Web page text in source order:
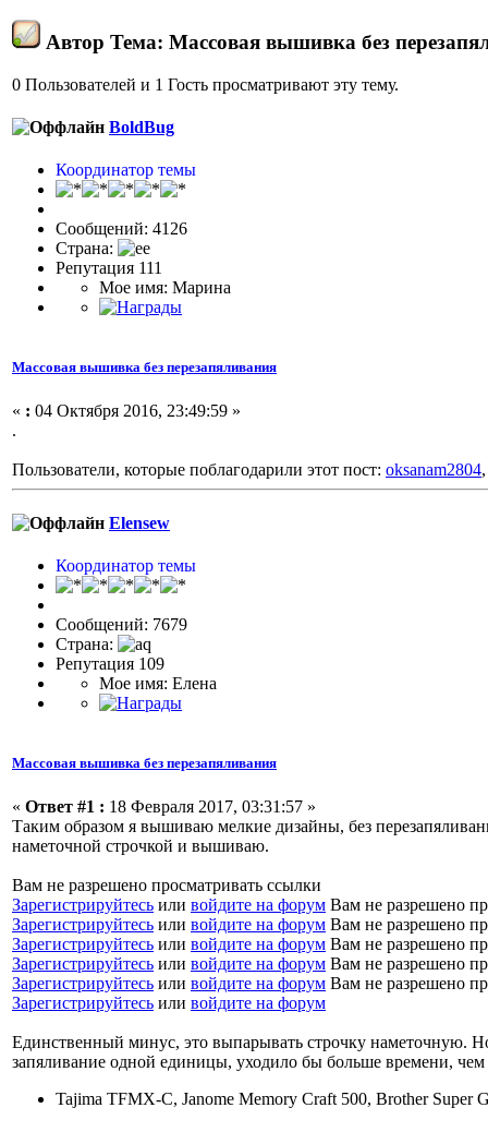
Автор Тема: Массовая вышивка без
0 Пользователей и 1 Гость просматривают эту тему.
BoldBug
Координатор темы
Сообщений: 4126
Страна:
Репутация 111
Мое имя: Марина
Массовая вышивка без перезапяливания
« : 04 Октября 2016, 23:49:59 »
.
Пользователи, которые поблагодарили этот пост: oksanam2804
Elensew
Координатор темы
Сообщений: 7679
Страна:
Репутация 109
Мое имя: Елена
Массовая вышивка без перезапяливания
« Ответ #1 : 18 Февраля 2017, 03:31:57 »
Таким образом я вышиваю мелкие дизайны, без
наметочной строчкой и вышиваю.
Вам не разрешено просматривать ссылки
Зарегистрируйтесь или войдите на форум Вам не разрешено
Зарегистрируйтесь или войдите на форум Вам не разрешено
Зарегистрируйтесь или войдите на форум Вам не разрешено
Зарегистрируйтесь или войдите на форум Вам не разрешено
Зарегистрируйтесь или войдите на форум Вам не разрешено
Зарегистрируйтесь или войдите на форум
Единственный минус, это выпарывать строчку наметочную.
запяливание одной единицы, уходило бы больше времени,
Tajima TFMX-C, Janome Memory Craft 500, Brother Super